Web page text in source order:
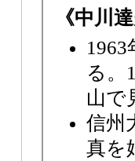
《中川
る。
山で
信州
真を